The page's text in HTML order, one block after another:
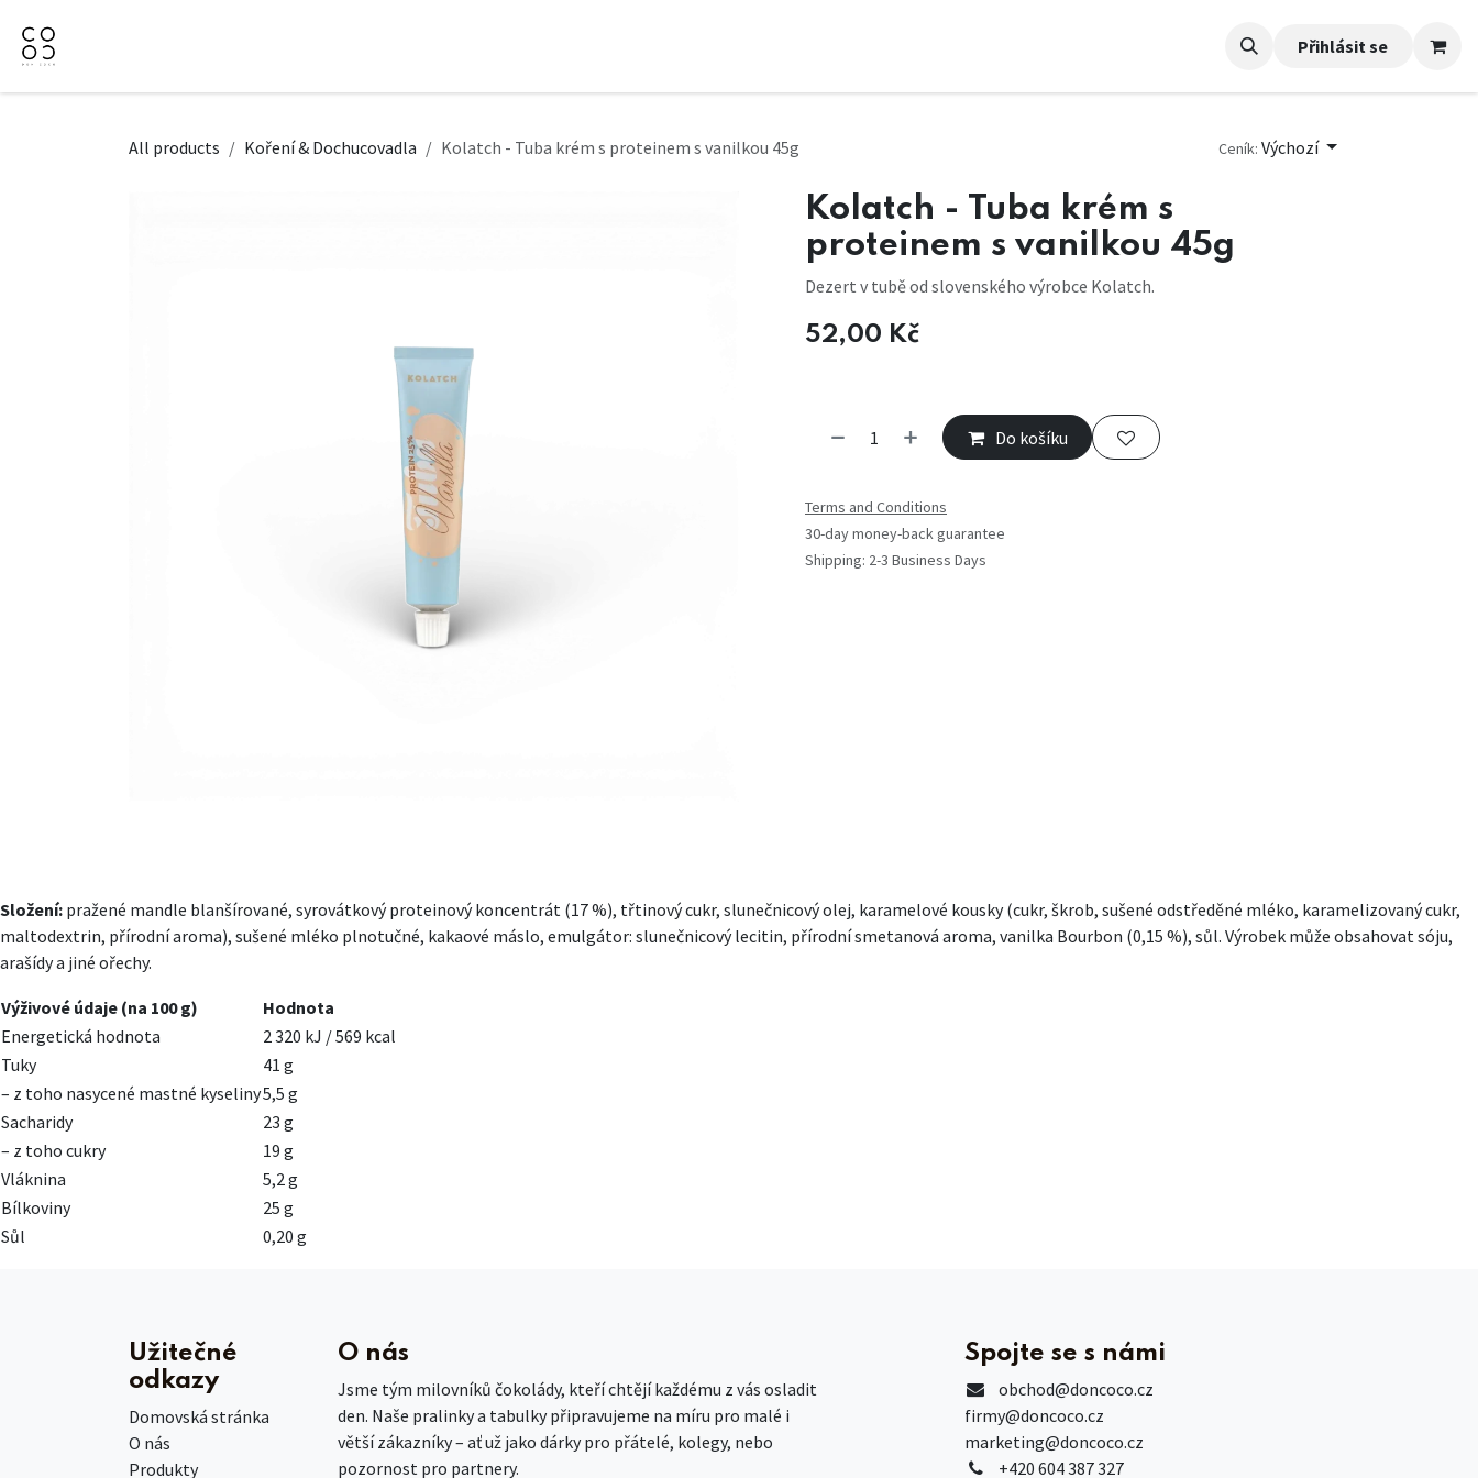
Přihlásit se
All products Koření & Dochucovadla Kolatch - Tuba krém s proteinem s vanilkou 45g Ceník: Výchozí
Kolatch - Tuba krém s
proteinem s vanilkou 45g
Dezert v tubě od slovenského výrobce Kolatch.
52,00 Kč
Do košíku
Terms and Conditions
30-day money-back guarantee
Shipping: 2-3 Business Days
Složení: pražené mandle blanšírované, syrovátkový proteinový koncentrát (17 %), třtinový cukr, slunečnicový olej, karamelové kousky (cukr, škrob, sušené odstředěné mléko, karamelizovaný cukr,
maltodextrin, přírodní aroma), sušené mléko plnotučné, kakaové máslo, emulgátor: slunečnicový lecitin, přírodní smetanová aroma, vanilka Bourbon (0,15 %), sůl. Výrobek může obsahovat sóju,
arašídy a jiné ořechy.
Výživové údaje (na 100 g)
Hodnota
Energetická hodnota
2 320 kJ / 569 kcal
Tuky
41 g
– z toho nasycené mastné kyseliny5,5 g
Sacharidy
23 g
– z toho cukry
19 g
Vláknina
5,2 g
Bílkoviny
25 g
Sůl
0,20 g
Užitečné
odkazy
Domovská stránka
O nás
Produkty
O nás
Jsme tým milovníků čokolády, kteří chtějí každému z vás osladit
den. Naše pralinky a tabulky připravujeme na míru pro malé i
větší zákazníky – ať už jako dárky pro přátelé, kolegy, nebo
pozornost pro partnery.
Spojte se s námi
obchod@doncoco.cz
firmy@doncoco.cz
marketing@doncoco.cz
+420 604 387 327